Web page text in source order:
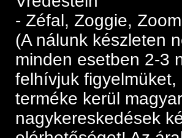
- Zéfal, Zoggie, Zoom
(A nálunk készleten
minden esetben 2-3
felhívjuk
terméke kerül
nagykereskedések